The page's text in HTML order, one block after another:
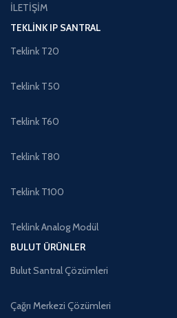
İLETİŞİM
TEKLINK IP SANTRAL
Teklink T20
Teklink T50
Teklink T60
Teklink T80
Teklink T100
Teklink Analog Modül
BULUT ÜRÜNLER
Bulut Santral Çözümleri
Çağrı Merkezi Çözümleri